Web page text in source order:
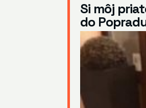
Si môj
do